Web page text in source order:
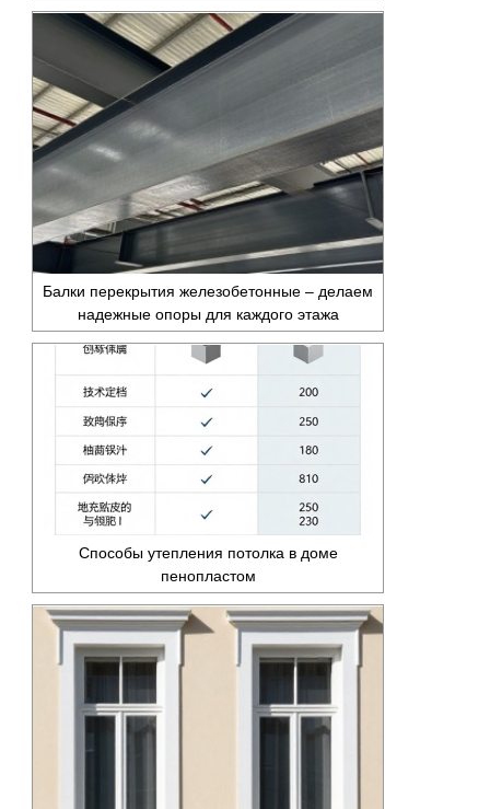
Балки перекрытия железобетонные – делаем
надежные опоры для каждого этажа
Способы утепления потолка в доме
пенопластом